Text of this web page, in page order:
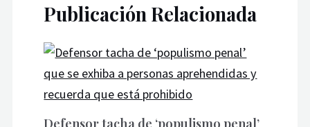
Publicación Relacionada
Defensor tacha de ‘populismo penal’